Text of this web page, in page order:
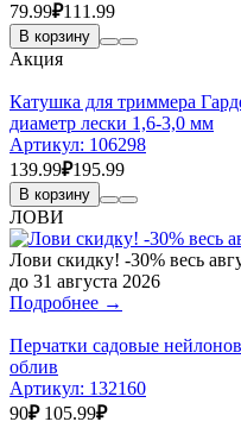
79.99₽111.99
В корзину
Акция
Катушка для триммера
диаметр лески 1,6-3,0 мм
Артикул: 106298
139.99₽195.99
В корзину
ЛОВИ
Лови скидку! -30% весь
до 31 августа 2026
Подробнее →
Перчатки садовые
облив
Артикул: 132160
90₽ 105.99₽